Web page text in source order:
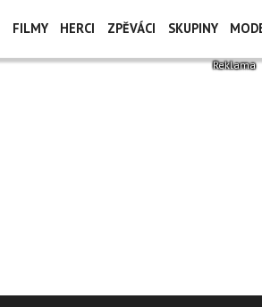
FILMY HERCI ZPĚVÁCI SKUPINY